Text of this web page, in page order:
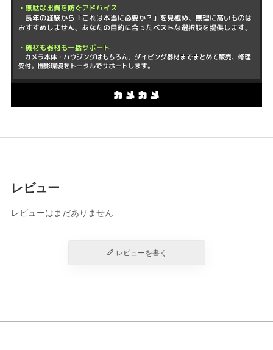
レビュー
レビューはまだありません
レビューを書く